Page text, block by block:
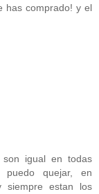
has comprado! y el
igual en todas
quejar, en
siempre estan los